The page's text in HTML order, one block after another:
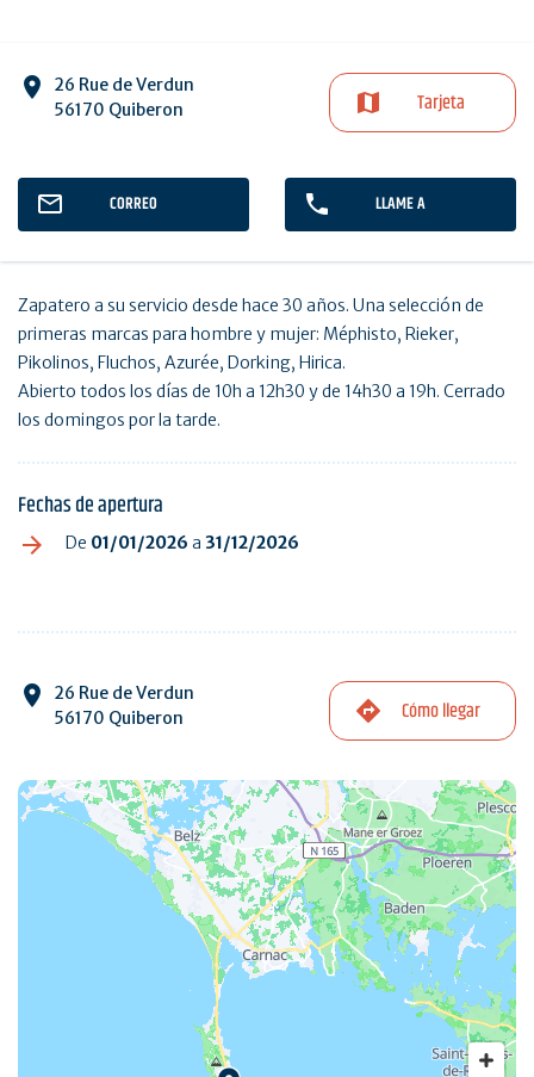
26 Rue de Verdun
56170 Quiberon
Tarjeta
CORREO LLAME A
Zapatero a su servicio desde hace 30 años. Una selección de
primeras marcas para hombre y mujer: Méphisto, Rieker,
Pikolinos, Fluchos, Azurée, Dorking, Hirica.
Abierto todos los días de 10h a 12h30 y de 14h30 a 19h. Cerrado
los domingos por la tarde.
Fechas de apertura
De 01/01/2026 a 31/12/2026
26 Rue de Verdun
56170 Quiberon
Cómo llegar